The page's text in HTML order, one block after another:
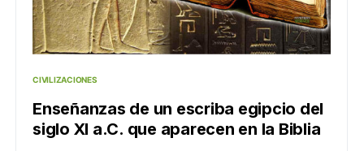
CIVILIZACIONES
Enseñanzas de un escriba egipcio del
siglo XI a.C. que aparecen en la Biblia